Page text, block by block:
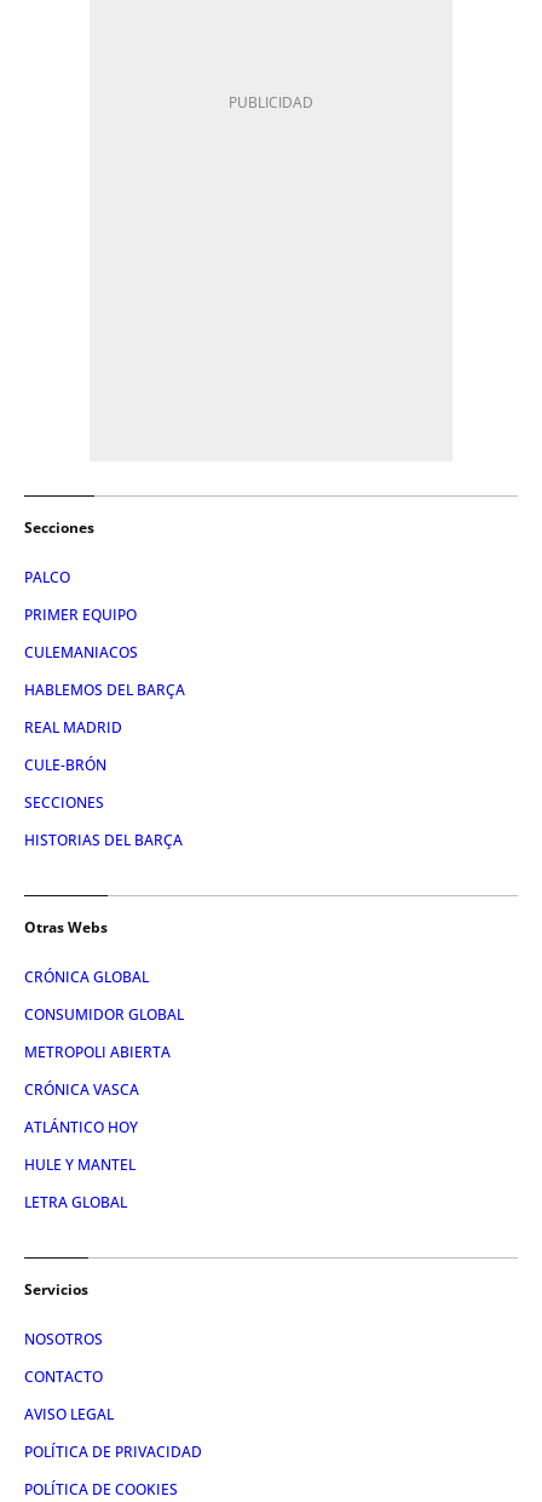
Secciones
PALCO
PRIMER EQUIPO
CULEMANIACOS
HABLEMOS DEL BARÇA
REAL MADRID
CULE-BRÓN
SECCIONES
HISTORIAS DEL BARÇA
Otras Webs
CRÓNICA GLOBAL
CONSUMIDOR GLOBAL
METROPOLI ABIERTA
CRÓNICA VASCA
ATLÁNTICO HOY
HULE Y MANTEL
LETRA GLOBAL
Servicios
NOSOTROS
CONTACTO
AVISO LEGAL
POLÍTICA DE PRIVACIDAD
POLÍTICA DE COOKIES